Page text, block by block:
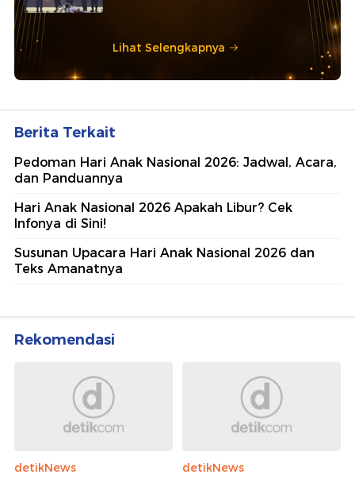
Lihat Selengkapnya
Berita Terkait
Pedoman Hari Anak Nasional 2026: Jadwal, Acara,
dan Panduannya
Hari Anak Nasional 2026 Apakah Libur? Cek
Infonya di Sini!
Susunan Upacara Hari Anak Nasional 2026 dan
Teks Amanatnya
Rekomendasi
detikNews
detikNews